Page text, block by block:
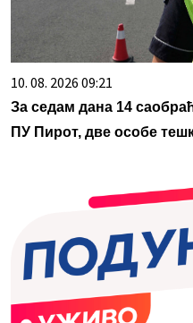
10. 08. 2026 09:21
За седам дана 14
ПУ Пирот, две особе